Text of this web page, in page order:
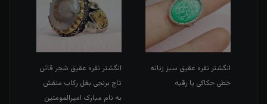
انگشتر نقره عقیق سبز زنانه
خطی حکاکی یا رقیه
انگشتر نقره عقیق شجر قائن
تاج برنجی بغل رکاب منقش
به نام مبارک امیرالمومنین